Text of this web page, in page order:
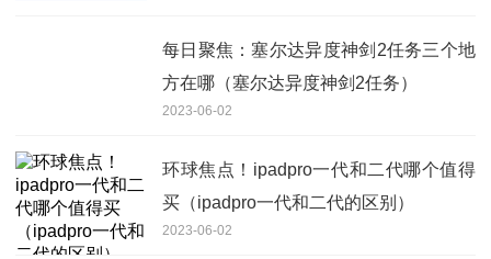
每日聚焦：塞尔达异度神剑2任务三个地
方在哪（塞尔达异度神剑2任务）
2023-06-02
环球焦点！ipadpro一代和二代哪个值得
买（ipadpro一代和二代的区别）
2023-06-02